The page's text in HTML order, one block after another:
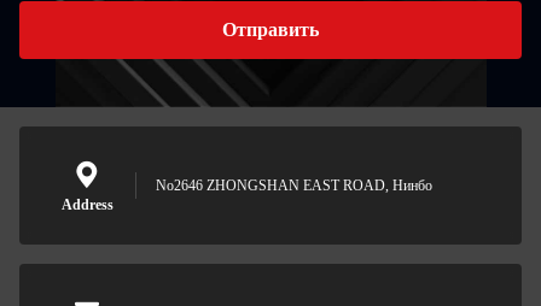
Отправить
Address
No2646 ZHONGSHAN EAST ROAD, Нинбо